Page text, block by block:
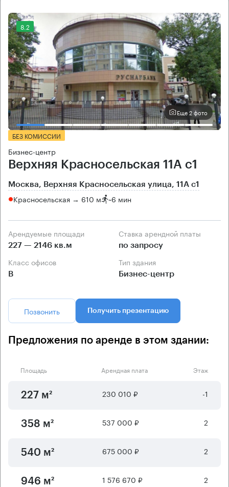
8.2
Еще 2 фото
БЕЗ КОМИССИИ
Бизнес-центр
Верхняя Красносельская 11А с1
Москва, Верхняя Красносельская улица, 11А с1
Красносельская → 610 м ~6 мин
Арендуемые площади
227 — 2146 кв.м
Ставка арендной платы
по запросу
Класс офисов
B
Тип здания
Бизнес-центр
Позвонить Получить презентацию
Предложения по аренде в этом здании:
Площадь Арендная плата Этаж
227 м² 230 010 ₽ -1
358 м² 537 000 ₽ 2
540 м² 675 000 ₽ 2
946 м² 1 576 670 ₽ 2